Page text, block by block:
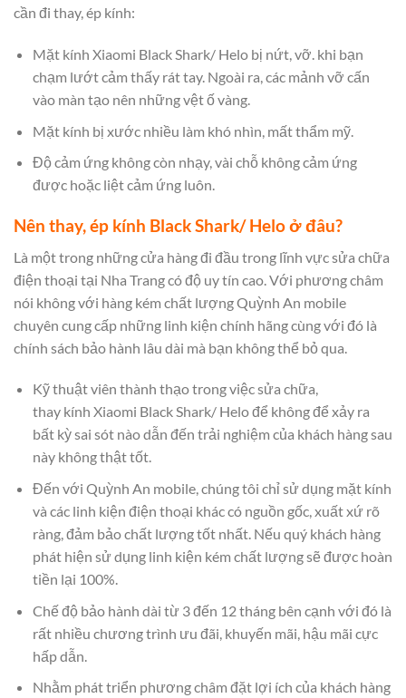
cần đi thay, ép kính:
Mặt kính Xiaomi Black Shark/ Helo bị nứt, vỡ. khi bạn
chạm lướt cảm thấy rát tay. Ngoài ra, các mảnh vỡ cấn
vào màn tạo nên những vệt ố vàng.
Mặt kính bị xước nhiều làm khó nhìn, mất thẩm mỹ.
Độ cảm ứng không còn nhạy, vài chỗ không cảm ứng
được hoặc liệt cảm ứng luôn.
Nên thay, ép kính Black Shark/ Helo ở đâu?
Là một trong những cửa hàng đi đầu trong lĩnh vực sửa chữa
điện thoại tại Nha Trang có độ uy tín cao. Với phương châm
nói không với hàng kém chất lượng Quỳnh An mobile
chuyên cung cấp những linh kiện chính hãng cùng với đó là
chính sách bảo hành lâu dài mà bạn không thể bỏ qua.
Kỹ thuật viên thành thạo trong việc sửa chữa,
thay kính Xiaomi Black Shark/ Helo để không để xảy ra
bất kỳ sai sót nào dẫn đến trải nghiệm của khách hàng sau
này không thật tốt.
Đến với Quỳnh An mobile, chúng tôi chỉ sử dụng mặt kính
và các linh kiện điện thoại khác có nguồn gốc, xuất xứ rõ
ràng, đảm bảo chất lượng tốt nhất. Nếu quý khách hàng
phát hiện sử dụng linh kiện kém chất lượng sẽ được hoàn
tiền lại 100%.
Chế độ bảo hành dài từ 3 đến 12 tháng bên cạnh với đó là
rất nhiều chương trình ưu đãi, khuyến mãi, hậu mãi cực
hấp dẫn.
Nhằm phát triển phương châm đặt lợi ích của khách hàng